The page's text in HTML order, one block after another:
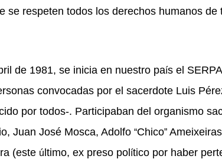
se respeten todos los derechos humanos de
de 1981, se inicia en nuestro país el
convocadas por el sacerdote Luis Pé
por todos-. Participaban del organismo
Juan José Mosca, Adolfo “Chico”
(este último, ex preso político por haber